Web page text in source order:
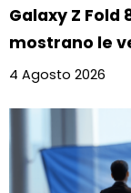
Galaxy Z
mostrano le
4 Agosto 2026